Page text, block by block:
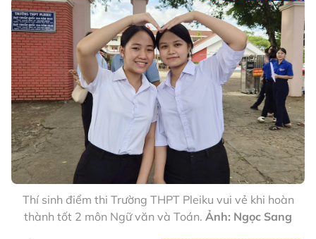
Thí sinh điểm thi Trường THPT Pleiku vui vẻ khi hoàn
thành tốt 2 môn Ngữ văn và Toán. Ảnh: Ngọc Sang